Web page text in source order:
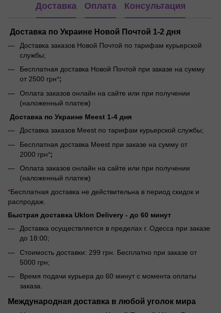
Доставка Оплата Консультация
Доставка по Украине Новой Почтой 1-2 дня
Доставка заказов Новой Почтой по тарифам курьерской
службы;
Бесплатная доставка Новой Почтой при заказе на сумму
от 2500 грн*;
Оплата заказов онлайн на сайте или при получении
(наложенный платеж)
Доставка по Украине Meest 1-4 дня
Доставка заказов Meest по тарифам курьерской службы;
Бесплатная доставка Meest при заказе на сумму от
2000 грн*;
Оплата заказов онлайн на сайте или при получении
(наложенный платеж)
*Бесплатная доставка не действительна в период скидок и
распродаж.
Быстрая доставка Uklon Delivery - до 60 минут
Доставка осуществляется в пределах г. Одесса при заказе
до 18:00;
Стоимость доставки: 299 грн. Бесплатно при заказе от
5000 грн;
Время подачи курьера до 60 минут с момента оплаты
заказа.
Международная доставка в любой уголок мира